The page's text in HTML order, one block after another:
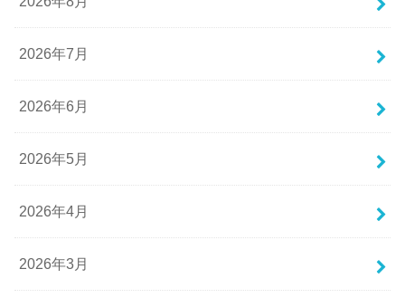
2026年7月
2026年6月
2026年5月
2026年4月
2026年3月